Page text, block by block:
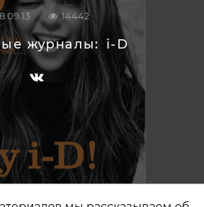
14442
журналы: i-D